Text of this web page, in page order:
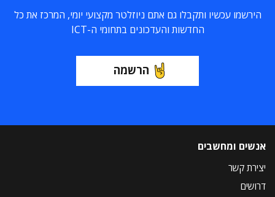
הירשמו עכשיו ותקבלו גם אתם ניוזלטר מקצועי יומי, המרכז את כל
החדשות והעדכונים בתחומי ה-ICT
הרשמה
אנשים ומחשבים
יצירת קשר
דרושים